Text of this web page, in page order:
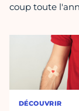
coup toute
DÉCOUVRIR